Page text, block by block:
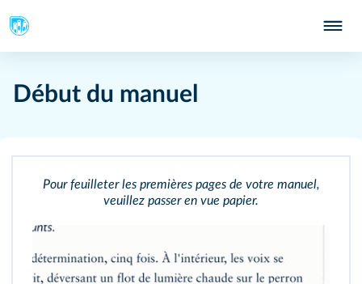
Début du manuel
Pour feuilleter les premières pages de votre manuel,
veuillez passer en vue papier.